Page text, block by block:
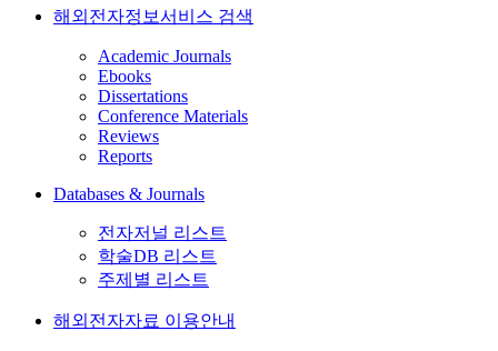
해외전자정보서비스 검색
Academic Journals
Ebooks
Dissertations
Conference Materials
Reviews
Reports
Databases & Journals
전자저널 리스트
학술DB 리스트
주제별 리스트
해외전자자료 이용안내